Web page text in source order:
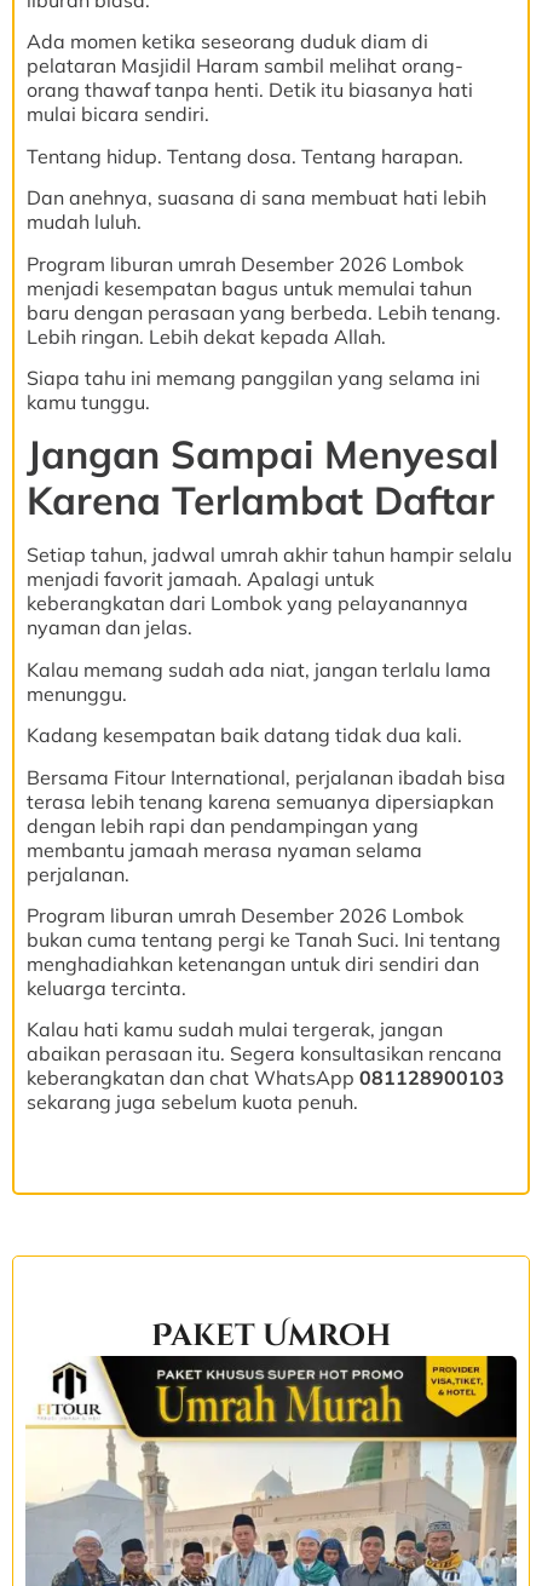
Ada momen ketika seseorang duduk diam di
pelataran Masjidil Haram sambil melihat orang-
orang thawaf tanpa henti. Detik itu biasanya hati
mulai bicara sendiri.
Tentang hidup. Tentang dosa. Tentang harapan.
Dan anehnya, suasana di sana membuat hati lebih
mudah luluh.
Program liburan umrah Desember 2026 Lombok
menjadi kesempatan bagus untuk memulai tahun
baru dengan perasaan yang berbeda. Lebih tenang.
Lebih ringan. Lebih dekat kepada Allah.
Siapa tahu ini memang panggilan yang selama ini
kamu tunggu.
Jangan Sampai Menyesal
Karena Terlambat Daftar
Setiap tahun, jadwal umrah akhir tahun hampir selalu
menjadi favorit jamaah. Apalagi untuk
keberangkatan dari Lombok yang pelayanannya
nyaman dan jelas.
Kalau memang sudah ada niat, jangan terlalu lama
menunggu.
Kadang kesempatan baik datang tidak dua kali.
Bersama Fitour International, perjalanan ibadah bisa
terasa lebih tenang karena semuanya dipersiapkan
dengan lebih rapi dan pendampingan yang
membantu jamaah merasa nyaman selama
perjalanan.
Program liburan umrah Desember 2026 Lombok
bukan cuma tentang pergi ke Tanah Suci. Ini tentang
menghadiahkan ketenangan untuk diri sendiri dan
keluarga tercinta.
Kalau hati kamu sudah mulai tergerak, jangan
abaikan perasaan itu. Segera konsultasikan rencana
keberangkatan dan chat WhatsApp 081128900103
sekarang juga sebelum kuota penuh.
Paket Umroh